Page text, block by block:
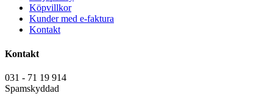
Köpvillkor
Kunder med e-faktura
Kontakt
Kontakt
031 - 71 19 914
Spamskyddad